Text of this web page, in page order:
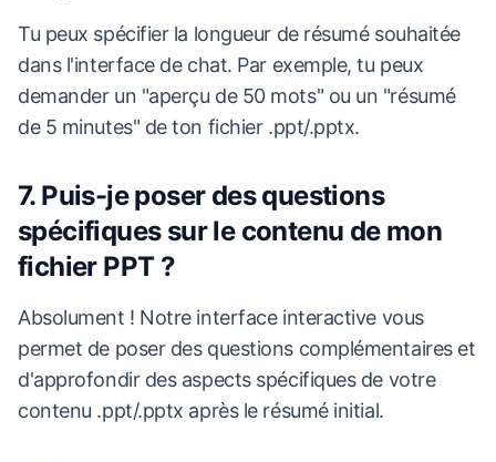
Tu peux spécifier la longueur de résumé souhaitée
dans l'interface de chat. Par exemple, tu peux
demander un "aperçu de 50 mots" ou un "résumé
de 5 minutes" de ton fichier .ppt/.pptx.
7. Puis-je poser des questions
spécifiques sur le contenu de mon
fichier PPT ?
Absolument ! Notre interface interactive vous
permet de poser des questions complémentaires et
d'approfondir des aspects spécifiques de votre
contenu .ppt/.pptx après le résumé initial.